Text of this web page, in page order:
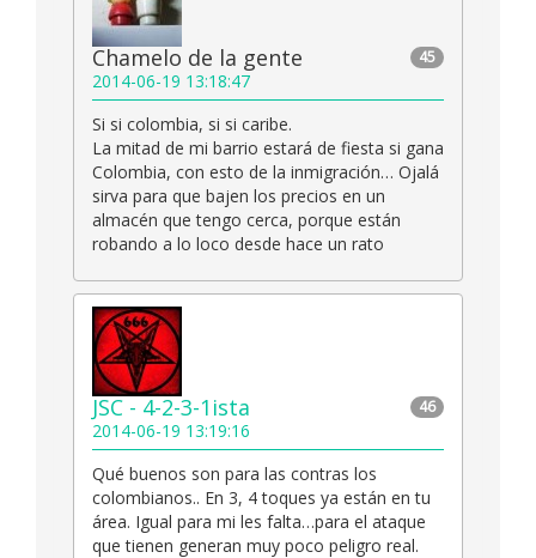
45
Chamelo de la gente
2014-06-19 13:18:47
Si si colombia, si si caribe.
La mitad de mi barrio estará de fiesta si gana
Colombia, con esto de la inmigración… Ojalá
sirva para que bajen los precios en un
almacén que tengo cerca, porque están
robando a lo loco desde hace un rato
46
JSC - 4-2-3-1ista
2014-06-19 13:19:16
Qué buenos son para las contras los
colombianos.. En 3, 4 toques ya están en tu
área. Igual para mi les falta…para el ataque
que tienen generan muy poco peligro real.